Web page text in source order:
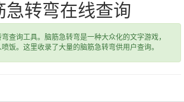
急转弯在线查询
查询工具。脑筋急转弯是一种大众化的文字游戏，
饭。这里收录了大量的脑筋急转弯供用户查询。